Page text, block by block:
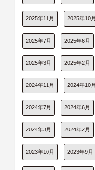
2025年11月 2025年10月
2025年7月 2025年6月
2025年3月 2025年2月
2024年11月 2024年10月
2024年7月 2024年6月
2024年3月 2024年2月
2023年10月 2023年9月